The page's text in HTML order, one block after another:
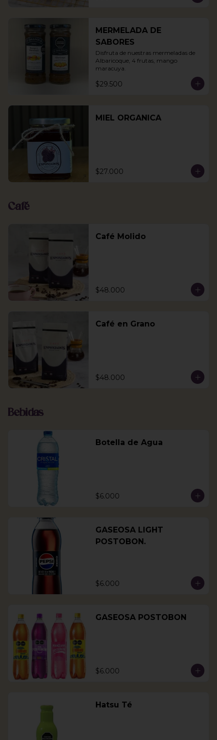
MERMELADA DE
SABORES
Disfruta de nuestras mermeladas de
Albaricoque, 4 frutas, mango
maracuya.
$29.500
MIEL ORGANICA
$27.000
Café
Café Molido
$48.000
Café en Grano
$48.000
Bebidas
Botella de Agua
$6.000
GASEOSA LIGHT
POSTOBON.
$6.000
GASEOSA POSTOBON
$6.000
Hatsu Té